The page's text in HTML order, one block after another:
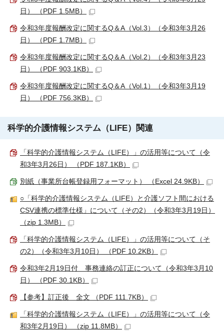
日） （PDF 1.5MB）
令和3年度報酬改定に関するQ＆A（Vol.3）（令和3年3月26
日） （PDF 1.7MB）
令和3年度報酬改定に関するQ＆A（Vol.2）（令和3年3月23
日） （PDF 903.1KB）
令和3年度報酬改定に関するQ＆A（Vol.1）（令和3年3月19
日） （PDF 756.3KB）
科学的介護情報システム（ LIFE）関連
「科学的介護情報システム（ LIFE）」の活用等について（令
和3年3月26日） （PDF 187.1KB）
別紙（事業所台帳登録用フォーマット） （Excel 24.9KB）
○「科学的介護情報システム（ LIFE）と介護ソフト間における
CSV連携の標準仕様」について（その2）（令和3年3月19日）
（zip 1.3MB）
「科学的介護情報システム（ LIFE）」の活用等について（そ
の2）（令和3年3月10日） （PDF 10.2KB）
令和3年2月19日付 事務連絡の訂正について（令和3年3月10
日） （PDF 30.1KB）
【参考】訂正後 全文 （PDF 111.7KB）
「科学的介護情報システム（ LIFE）」の活用等について（令
和3年2月19日） （zip 11.8MB）